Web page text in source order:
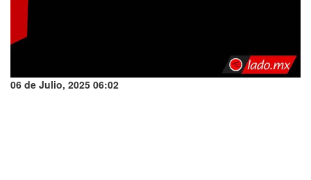
06 de Julio, 2025 06:02